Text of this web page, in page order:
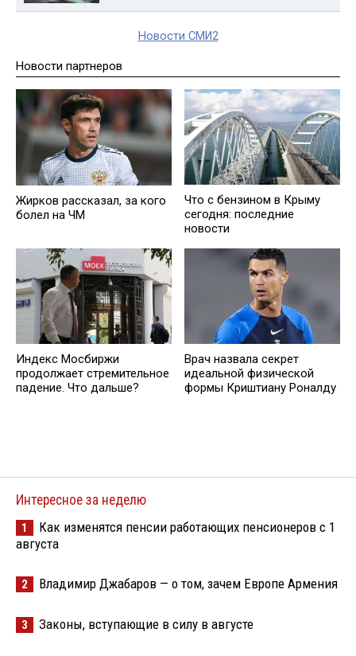
Новости СМИ2
Новости партнеров
Жирков рассказал, за кого
болел на ЧМ
Что с бензином в Крыму
сегодня: последние
новости
Индекс Мосбиржи
продолжает стремительное
падение. Что дальше?
Врач назвала секрет
идеальной физической
формы Криштиану Роналду
Интересное за неделю
1
Как изменятся пенсии работающих пенсионеров с 1
августа
2 Владимир Джабаров — о том, зачем Европе Армения
3 Законы, вступающие в силу в августе